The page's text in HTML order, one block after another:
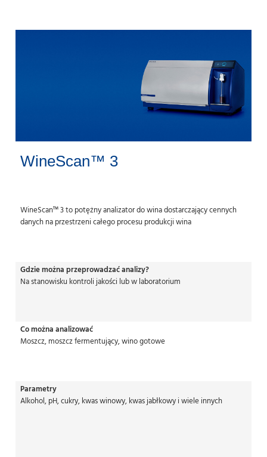
WineScan™ 3
WineScan™ 3 to potężny analizator do wina dostarczający cennych
danych na przestrzeni całego procesu produkcji wina
Gdzie można przeprowadzać analizy?
Na stanowisku kontroli jakości lub w laboratorium
Co można analizować
Moszcz, moszcz fermentujący, wino gotowe
Parametry
Alkohol, pH, cukry, kwas winowy, kwas jabłkowy i wiele innych